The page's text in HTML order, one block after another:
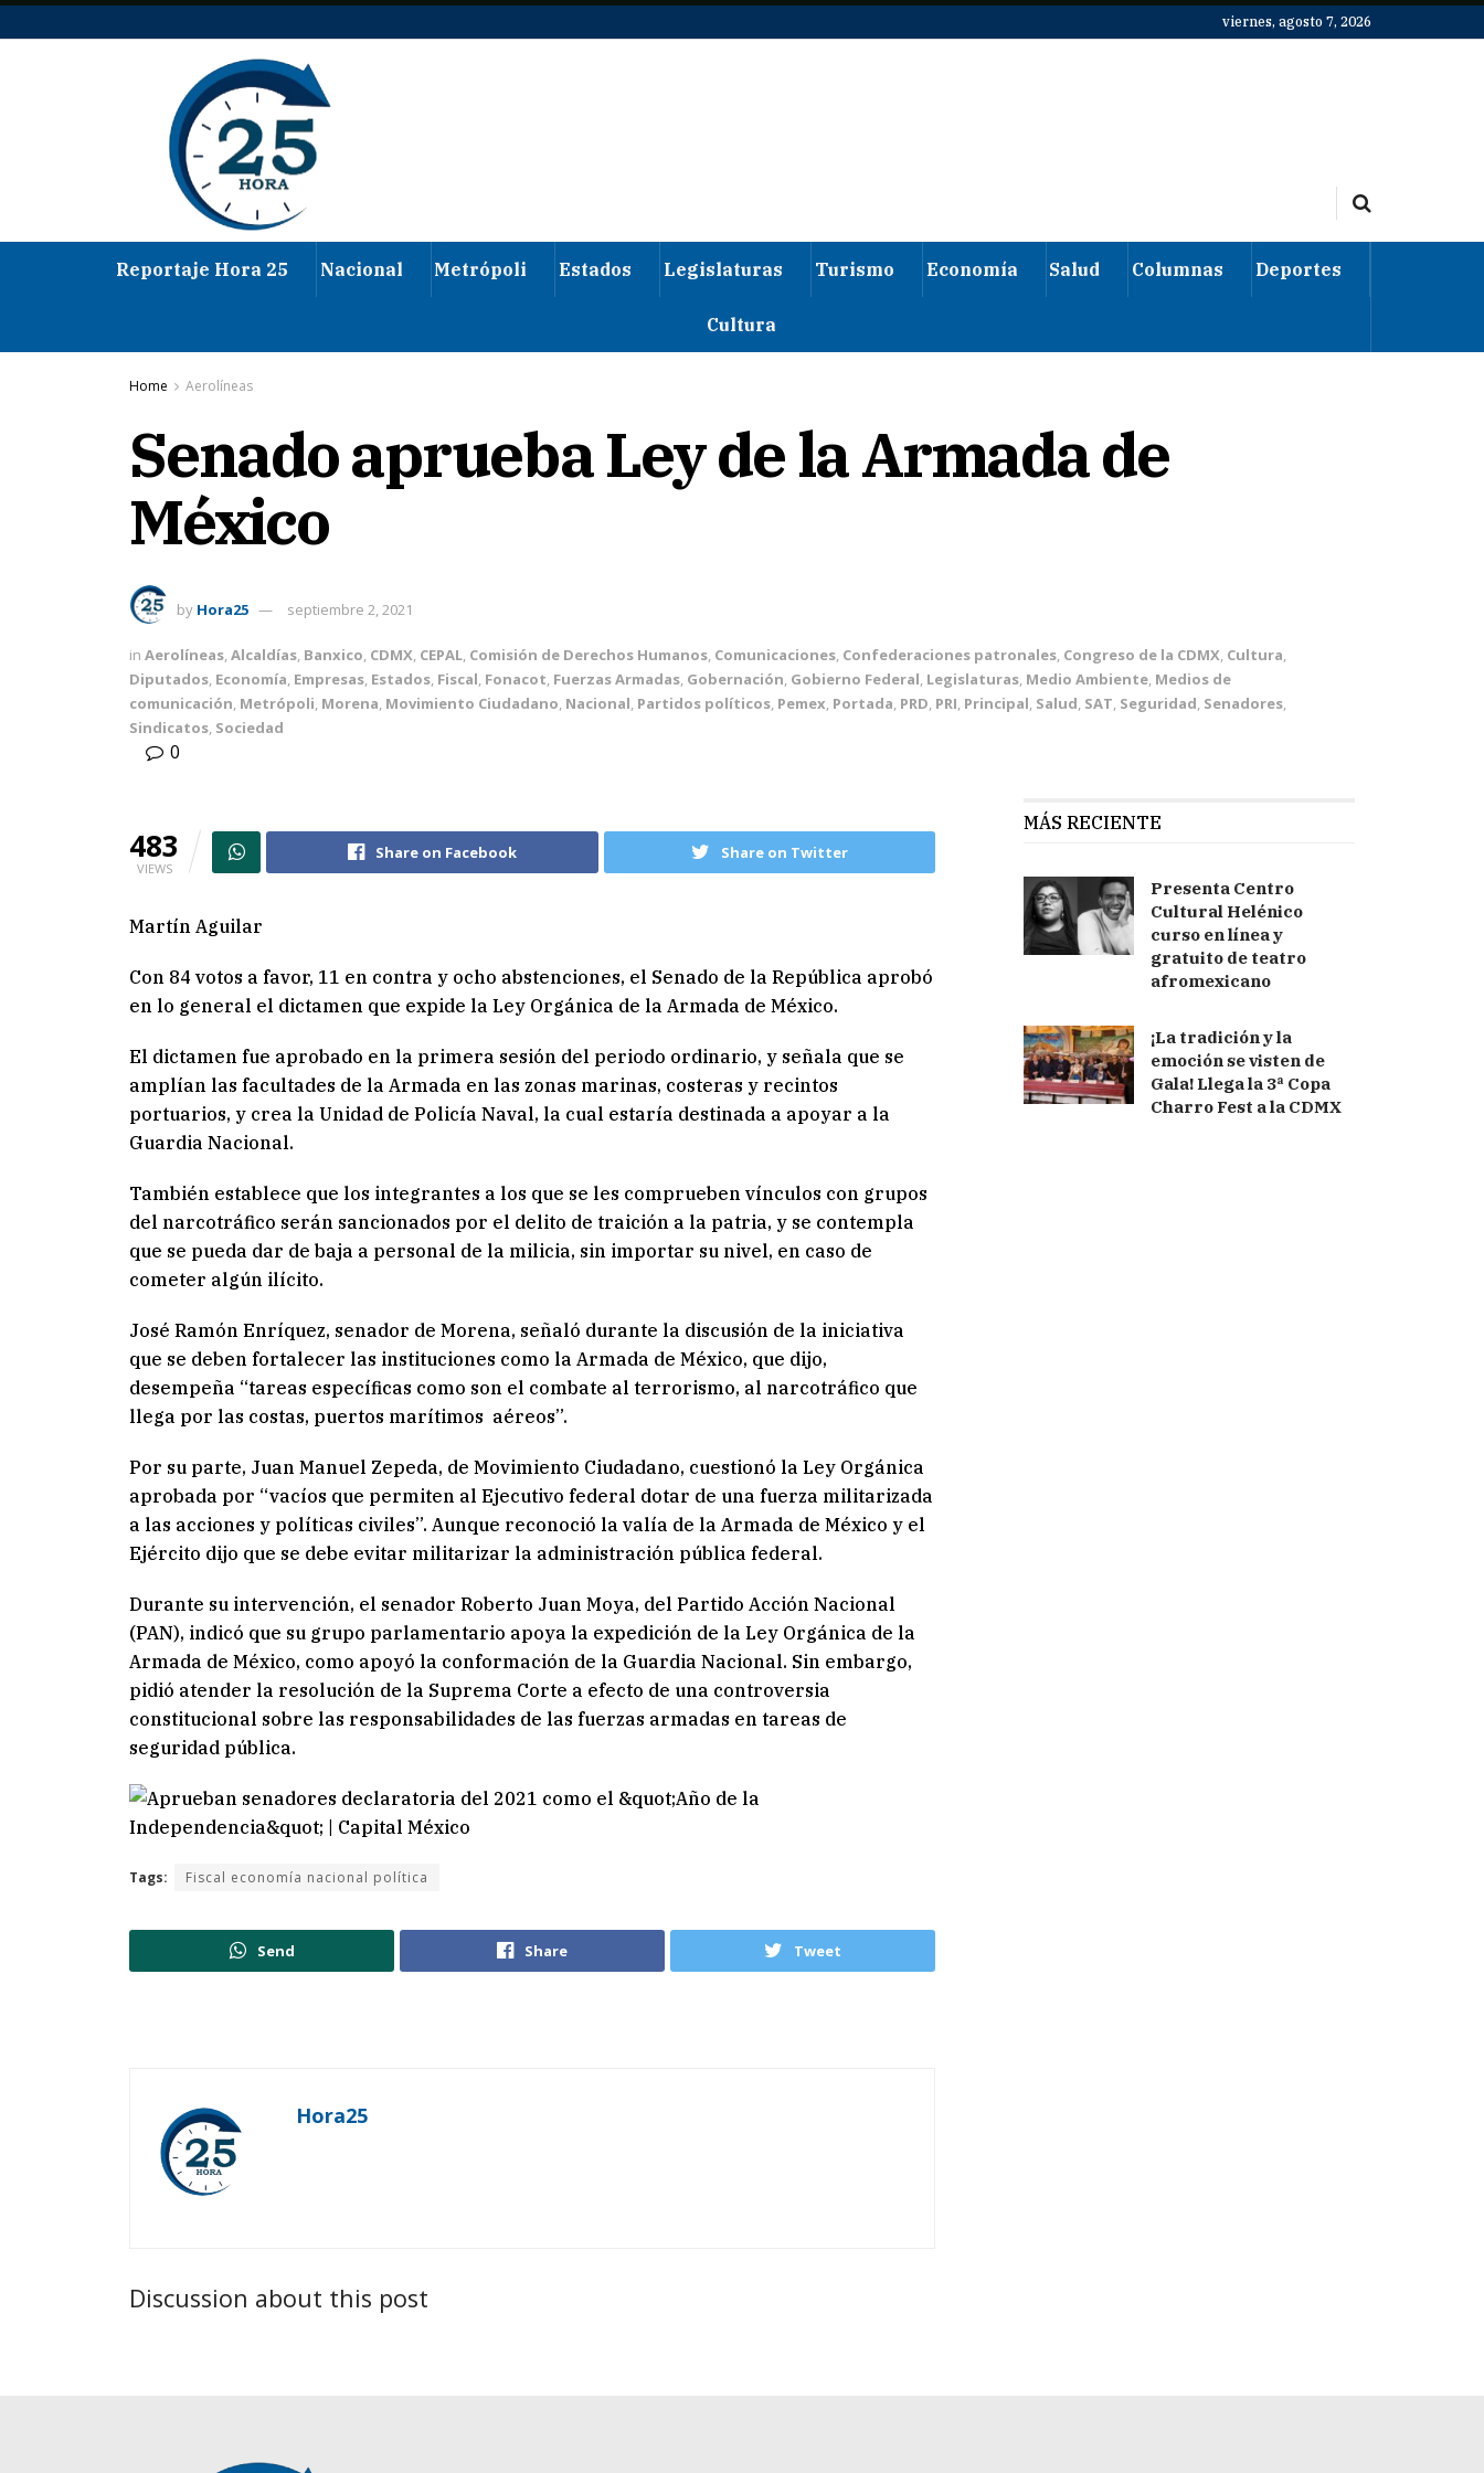
viernes, agosto 7, 2026
Reportaje Hora 25 Nacional Metrópoli Estados Legislaturas Turismo Economía Salud Columnas Deportes
Cultura
Home Aerolíneas
Senado aprueba Ley de la Armada de
México
by Hora25 septiembre 2, 2021
in Aerolíneas,Alcaldías, Banxico, CDMX, CEPAL, Comisión de Derechos Humanos, Comunicaciones, Confederaciones patronales, Congreso de la CDMX, Cultura,
Diputados, Economía, Empresas, Estados, Fiscal, Fonacot, Fuerzas Armadas, Gobernación, Gobierno Federal, Legislaturas, Medio Ambiente, Medios de
comunicación, Metrópoli, Morena, Movimiento Ciudadano, Nacional, Partidos políticos, Pemex, Portada, PRD, PRI, Principal, Salud, SAT, Seguridad, Senadores,
Sindicatos, Sociedad
0
483
VIEWS
Share on Facebook Share on Twitter
Martín Aguilar
Con 84 votos a favor, 11 en contra y ocho abstenciones, el Senado de la República aprobó
en lo general el dictamen que expide la Ley Orgánica de la Armada de México.
El dictamen fue aprobado en la primera sesión del periodo ordinario, y señala que se
amplían las facultades de la Armada en las zonas marinas, costeras y recintos
portuarios, y crea la Unidad de Policía Naval, la cual estaría destinada a apoyar a la
Guardia Nacional.
También establece que los integrantes a los que se les comprueben vínculos con grupos
del narcotráfico serán sancionados por el delito de traición a la patria, y se contempla
que se pueda dar de baja a personal de la milicia, sin importar su nivel, en caso de
cometer algún ilícito.
José Ramón Enríquez, senador de Morena, señaló durante la discusión de la iniciativa
que se deben fortalecer las instituciones como la Armada de México, que dijo,
desempeña “tareas específicas como son el combate al terrorismo, al narcotráfico que
llega por las costas, puertos marítimos aéreos”.
Por su parte, Juan Manuel Zepeda, de Movimiento Ciudadano, cuestionó la Ley Orgánica
aprobada por “vacíos que permiten al Ejecutivo federal dotar de una fuerza militarizada
a las acciones y políticas civiles”. Aunque reconoció la valía de la Armada de México y el
Ejército dijo que se debe evitar militarizar la administración pública federal.
Durante su intervención, el senador Roberto Juan Moya, del Partido Acción Nacional
(PAN), indicó que su grupo parlamentario apoya la expedición de la Ley Orgánica de la
Armada de México, como apoyó la conformación de la Guardia Nacional. Sin embargo,
pidió atender la resolución de la Suprema Corte a efecto de una controversia
constitucional sobre las responsabilidades de las fuerzas armadas en tareas de
seguridad pública.
Tags: Fiscal economía nacional política
Send Share Tweet
Hora25
Discussion about this post
MÁS RECIENTE
Presenta Centro
Cultural Helénico
curso en línea y
gratuito de teatro
afromexicano
¡La tradición y la
emoción se visten de
Gala! Llega la 3ª Copa
Charro Fest a la CDMX